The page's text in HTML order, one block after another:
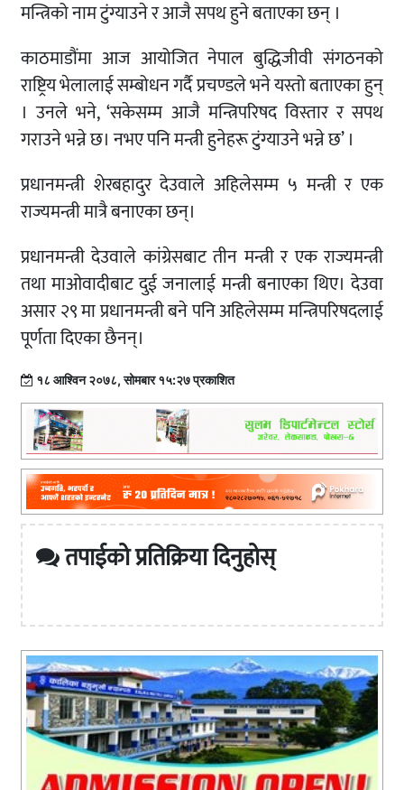
मन्त्रिको नाम टुंग्याउने र आजै सपथ हुने बताएका छन् ।
काठमाडौंमा आज आयोजित नेपाल बुद्धिजीवी संगठनको
राष्ट्रिय भेलालाई सम्बोधन गर्दै प्रचण्डले भने यस्तो बताएका हुन्
। उनले भने, ‘सकेसम्म आजै मन्त्रिपरिषद विस्तार र सपथ
गराउने भन्ने छ। नभए पनि मन्त्री हुनेहरू टुंग्याउने भन्ने छ’ ।
प्रधानमन्त्री शेरबहादुर देउवाले अहिलेसम्म ५ मन्त्री र एक
राज्यमन्त्री मात्रै बनाएका छन्।
प्रधानमन्त्री देउवाले कांग्रेसबाट तीन मन्त्री र एक राज्यमन्त्री
तथा माओवादीबाट दुई जनालाई मन्त्री बनाएका थिए। देउवा
असार २९ मा प्रधानमन्त्री बने पनि अहिलेसम्म मन्त्रिपरिषदलाई
पूर्णता दिएका छैनन्।
१८ आश्विन २०७८, सोमबार १५:२७ प्रकाशित
तपाईको प्रतिक्रिया दिनुहोस्